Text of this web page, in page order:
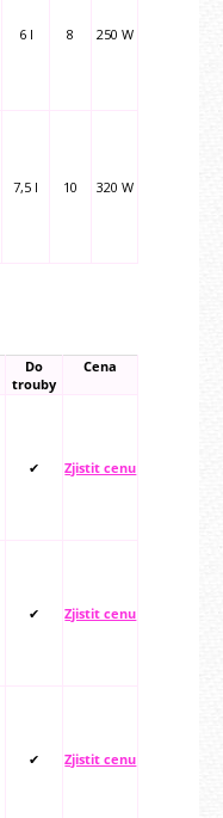
6 l 8 250 W
7,5 l 10 320 W
Do
trouby
Cena
✔ Zjistit cenu
✔ Zjistit cenu
✔ Zjistit cenu